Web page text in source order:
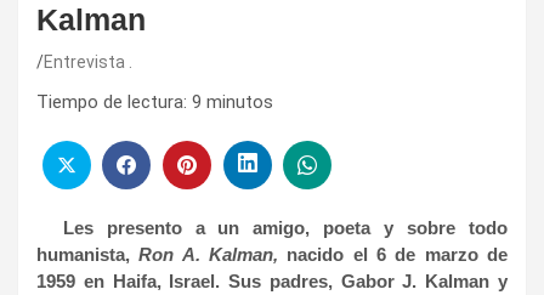
Kalman
Entrevista .
Tiempo de lectura: 9 minutos
Les presento a un amigo, poeta y sobre todo
humanista,Ron A. Kalman, nacido el 6 de marzo de
1959 en Haifa, Israel. Sus padres, Gabor J. Kalman y